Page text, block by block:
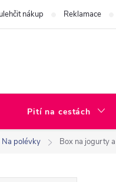
nákup Reklamace
Pití na cestách
Na polévky Box na jogurty